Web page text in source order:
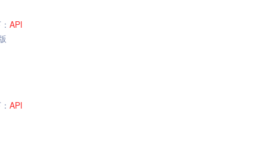
API
API